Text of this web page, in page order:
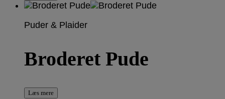
Puder & Plaider
Broderet Pude
Læs mere